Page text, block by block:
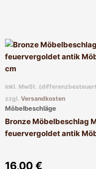
inkl. MwSt.
zzgl. Versandkosten
Möbelbeschläge
Bronze Möbelbeschlag
feuervergoldet antik
16,00 €